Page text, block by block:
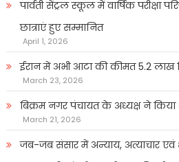
पार्वती सेंट्रल स्कूल में वार्षिक परीक्षा
छात्राएं हुए सम्मानित
April 1, 2026
ईरान में अभी आटा की कीमत 5.2 लाख
March 23, 2026
बिक्रम नगर पंचायत के अध्यक्ष ने किया
March 21, 2026
जब-जब संसार में अन्याय, अत्याचार एवं